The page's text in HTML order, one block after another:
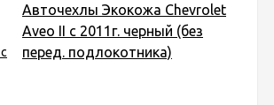
Авточехлы Экокожа Chevrolet
Aveo II с 2011г. черный (без
перед. подлокотника)